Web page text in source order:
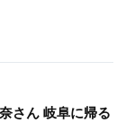
さん 岐阜に帰る